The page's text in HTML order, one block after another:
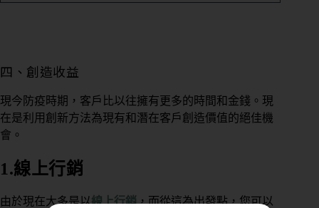
四、創造收益
現今防疫時期，客戶比以往擁有更多的時間和金錢。現
在是利用創新方法為現有和潛在客戶創造價值的絕佳機
會。
1.線上行銷
由於現在大多是以線上行銷，而從這為出發點，您可以